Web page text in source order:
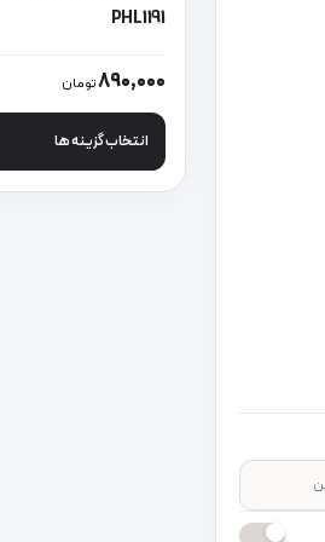
PHL1191
890,000تومان
انتخاب گزینه ها
این محصول دارای